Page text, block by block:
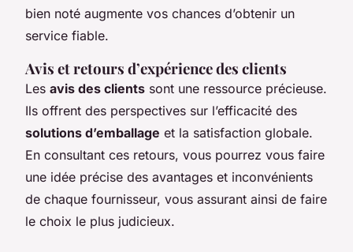
bien noté augmente vos chances d’obtenir un
service fiable.
Avis et retours d’expérience des clients
Les avis des clients sont une ressource précieuse.
Ils offrent des perspectives sur l’efficacité des
solutions d’emballage et la satisfaction globale.
En consultant ces retours, vous pourrez vous faire
une idée précise des avantages et inconvénients
de chaque fournisseur, vous assurant ainsi de faire
le choix le plus judicieux.